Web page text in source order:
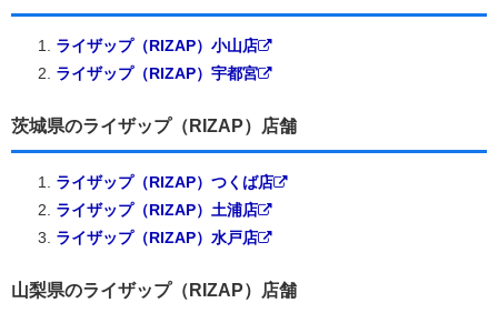
ライザップ（RIZAP）小山店
ライザップ（RIZAP）宇都宮
茨城県のライザップ（RIZAP）店舗
ライザップ（RIZAP）つくば店
ライザップ（RIZAP）土浦店
ライザップ（RIZAP）水戸店
山梨県のライザップ（RIZAP）店舗